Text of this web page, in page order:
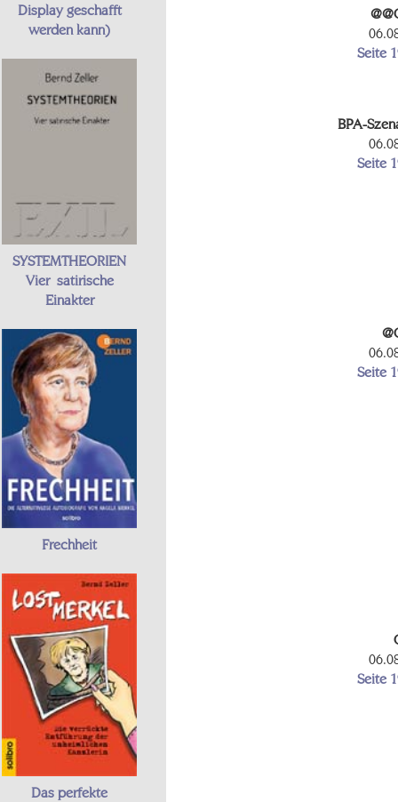
Display geschafft
werden kann)
SYSTEMTHEORIEN
Vier satirische
Einakter
Frechheit
Das perfekte
Seite
BPA-
Seite
Seite
Seite